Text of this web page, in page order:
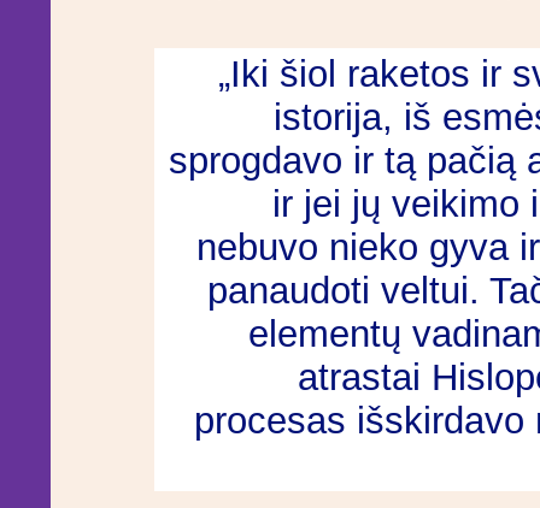
„Iki šiol raketos ir
istorija, iš
sprogdavo ir tą pačią
ir jei jų veikimo
nebuvo nieko gyva
panaudoti veltui.
elementų
atrastai
procesas